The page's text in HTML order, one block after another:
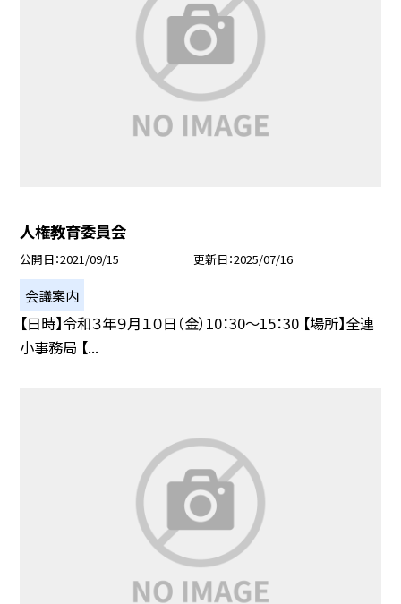
人権教育委員会
公開日 2021/09/15 更新日 2025/07/16
会議案内
【日時】令和３年９月１０日（金）10：30〜15：30 【場所】全連
小事務局 【...